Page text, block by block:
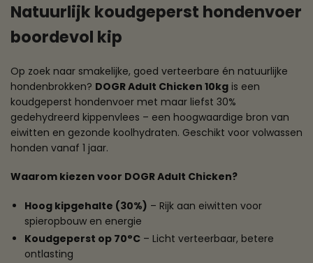
Natuurlijk koudgeperst hondenvoer
boordevol kip
Op zoek naar smakelijke, goed verteerbare én natuurlijke
hondenbrokken? DOGR Adult Chicken 10kg is een
koudgeperst hondenvoer met maar liefst 30%
gedehydreerd kippenvlees – een hoogwaardige bron van
eiwitten en gezonde koolhydraten. Geschikt voor volwassen
honden vanaf 1 jaar.
Waarom kiezen voor DOGR Adult Chicken?
Hoog kipgehalte (30%) – Rijk aan eiwitten voor
spieropbouw en energie
Koudgeperst op 70°C – Licht verteerbaar, betere
ontlasting